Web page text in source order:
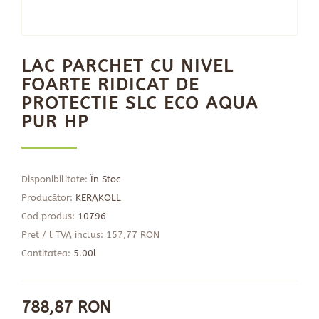
LAC PARCHET CU NIVEL
FOARTE RIDICAT DE
PROTECTIE SLC ECO AQUA
PUR HP
Disponibilitate: În Stoc
Producător: KERAKOLL
Cod produs: 10796
Pret / l TVA inclus: 157,77 RON
Cantitatea: 5.00l
788,87 RON